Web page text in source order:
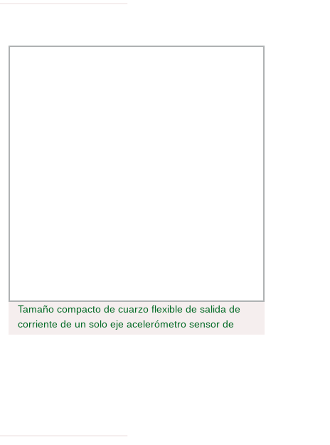
Tamaño compacto de cuarzo flexible de salida de
corriente de un solo eje acelerómetro sensor de